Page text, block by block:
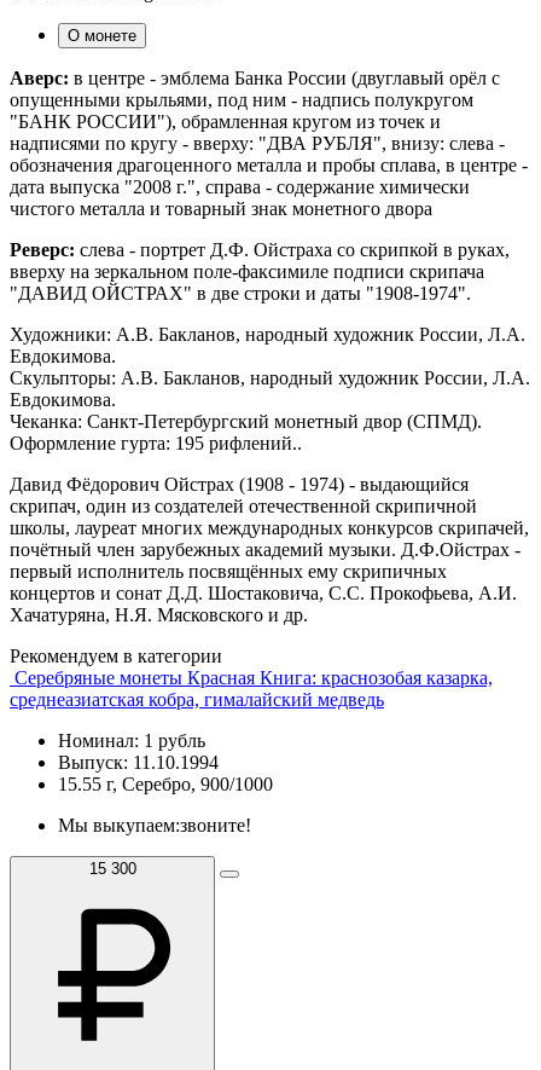
О монете
Аверс: в центре - эмблема Банка России (двуглавый орёл с
опущенными крыльями, под ним - надпись полукругом
"БАНК РОССИИ"), обрамленная кругом из точек и
надписями по кругу - вверху: "ДВА РУБЛЯ", внизу: слева -
обозначения драгоценного металла и пробы сплава, в центре -
дата выпуска "2008 г.", справа - содержание химически
чистого металла и товарный знак монетного двора
Реверс: слева - портрет Д.Ф. Ойстраха со скрипкой в руках,
вверху на зеркальном поле-факсимиле подписи скрипача
"ДАВИД ОЙСТРАХ" в две строки и даты "1908-1974".
Художники: А.В. Бакланов, народный художник России, Л.А.
Евдокимова.
Скульпторы: А.В. Бакланов, народный художник России, Л.А.
Евдокимова.
Чеканка: Санкт-Петербургский монетный двор (СПМД).
Оформление гурта: 195 рифлений..
Давид Фёдорович Ойстрах (1908 - 1974) - выдающийся
скрипач, один из создателей отечественной скрипичной
школы, лауреат многих международных конкурсов скрипачей,
почётный член зарубежных академий музыки. Д.Ф.Ойстрах -
первый исполнитель посвящённых ему скрипичных
концертов и сонат Д.Д. Шостаковича, С.С. Прокофьева, А.И.
Хачатуряна, Н.Я. Мясковского и др.
Рекомендуем в категории
Серебряные монеты Красная Книга: краснозобая казарка,
среднеазиатская кобра, гималайский медведь
Номинал: 1 рубль
Выпуск: 11.10.1994
15.55 г, Серебро, 900/1000
Мы выкупаем:звоните!
15 300